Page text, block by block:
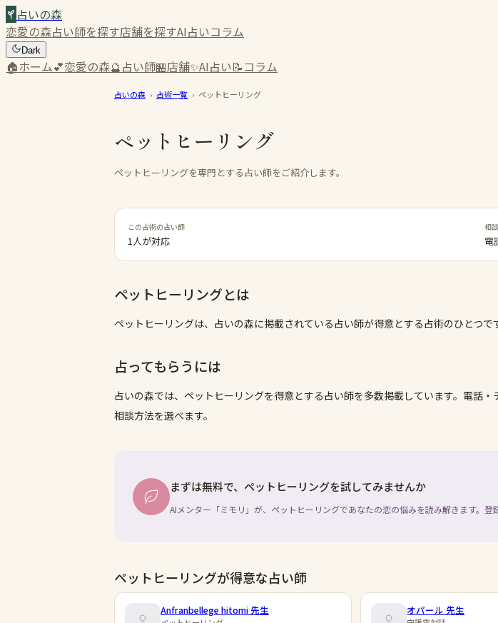
占いの森
恋愛の森占い師を探す店舗を探すAI占いコラム
Dark
🏠ホーム💕恋愛の森🔮占い師🏪店舗✨AI占い📝コラム
占いの森 › 占術一覧 › ペットヒーリング
ペットヒーリング
ペットヒーリングを専門とする占い師をご紹介します。
この占術の占い師
1人が対応
相
電
ペットヒーリングとは
ペットヒーリングは、占いの森に掲載されている占い師が得意とする占術のひとつで
占ってもらうには
占いの森では、 ペットヒーリングを得意とする占い師を多数掲載しています。電話
相談方法を選べます。
まずは無料で、ペットヒーリングを試してみませんか
AIメンター「ミモリ」が、ペットヒーリングであなたの恋の悩みを読み解きます。登
ペットヒーリングが得意な占い師
Anfranbellege hitomi先生 オパール 先生